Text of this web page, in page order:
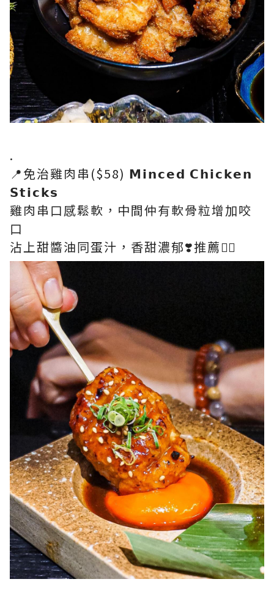
.
📍免治雞肉串($58) 𝗠𝗶𝗻𝗰𝗲𝗱 𝗖𝗵𝗶𝗰𝗸𝗲𝗻
𝗦𝘁𝗶𝗰𝗸𝘀
雞肉串口感鬆軟，中間仲有軟骨粒增加咬
口
沾上甜醬油同蛋汁，香甜濃郁❣️推薦👍🏻